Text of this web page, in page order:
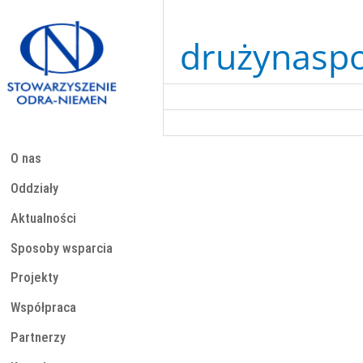
treści
O nas
Oddziały
Aktualności
Sposoby wsparcia
Projekty
Współpraca
Partnerzy